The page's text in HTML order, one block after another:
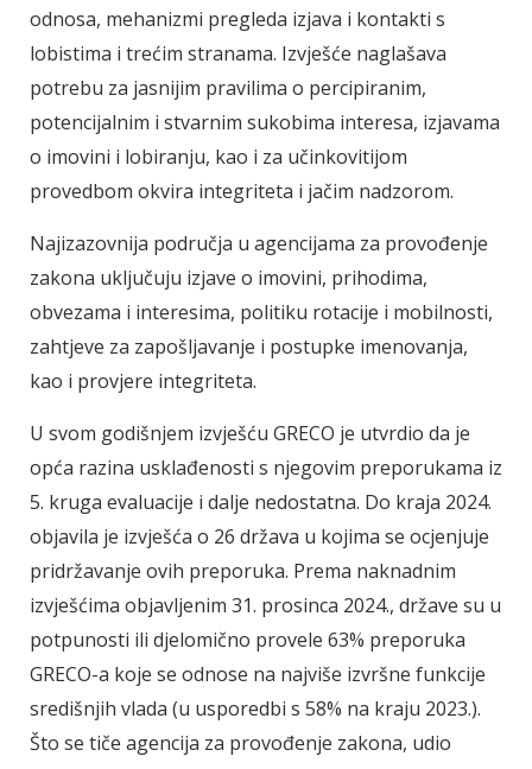
odnosa, mehanizmi pregleda izjava i kontakti s
lobistima i trećim stranama. Izvješće naglašava
potrebu za jasnijim pravilima o percipiranim,
potencijalnim i stvarnim sukobima interesa, izjavama
o imovini i lobiranju, kao i za učinkovitijom
provedbom okvira integriteta i jačim nadzorom.
Najizazovnija područja u agencijama za provođenje
zakona uključuju izjave o imovini, prihodima,
obvezama i interesima, politiku rotacije i mobilnosti,
zahtjeve za zapošljavanje i postupke imenovanja,
kao i provjere integriteta.
U svom godišnjem izvješću GRECO je utvrdio da je
opća razina usklađenosti s njegovim preporukama iz
5. kruga evaluacije i dalje nedostatna. Do kraja 2024.
objavila je izvješća o 26 država u kojima se ocjenjuje
pridržavanje ovih preporuka. Prema naknadnim
izvješćima objavljenim 31. prosinca 2024., države su u
potpunosti ili djelomično provele 63% preporuka
GRECO-a koje se odnose na najviše izvršne funkcije
središnjih vlada (u usporedbi s 58% na kraju 2023.).
Što se tiče agencija za provođenje zakona, udio